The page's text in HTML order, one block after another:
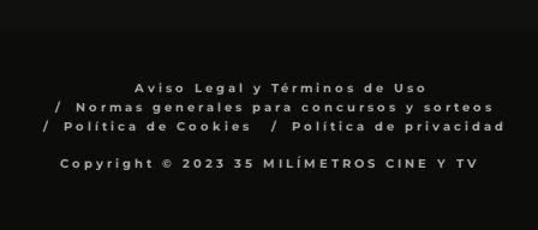
Aviso Legal y Términos de Uso
Normas generales para concursos y sorteos
Política de Cookies
Política de privacidad
Copyright © 2023 35 MILÍMETROS CINE Y TV